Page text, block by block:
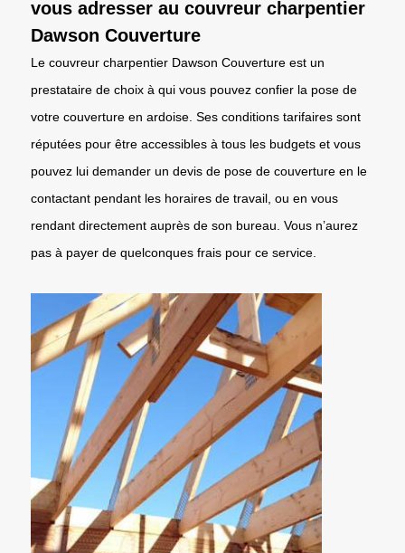
vous adresser au couvreur charpentier
Dawson Couverture
Le couvreur charpentier Dawson Couverture est un
prestataire de choix à qui vous pouvez confier la pose de
votre couverture en ardoise. Ses conditions tarifaires sont
réputées pour être accessibles à tous les budgets et vous
pouvez lui demander un devis de pose de couverture en le
contactant pendant les horaires de travail, ou en vous
rendant directement auprès de son bureau. Vous n’aurez
pas à payer de quelconques frais pour ce service.